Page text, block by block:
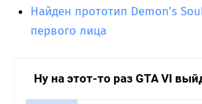
Найден прототип Demon’s
первого лица
Ну на этот-то раз GTA VI